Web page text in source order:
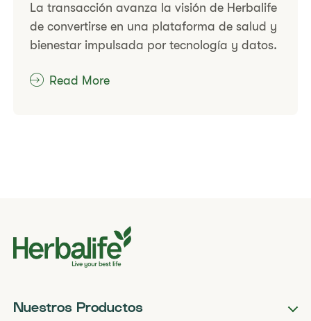
La transacción avanza la visión de Herbalife
de convertirse en una plataforma de salud y
bienestar impulsada por tecnología y datos.
Read More
Nuestros Productos